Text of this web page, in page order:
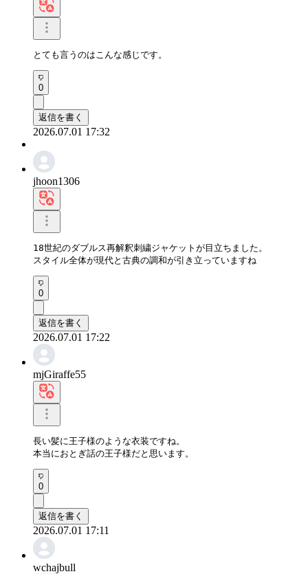
とても言うのはこんな感じです。
0
返信を書く
2026.07.01 17:32
jhoon1306
18世紀のダブルス再解釈刺繍ジャケットが目立ちました。
スタイル全体が現代と古典の調和が引き立っていますね
0
返信を書く
2026.07.01 17:22
mjGiraffe55
長い髪に王子様のような衣装ですね。
本当におとぎ話の王子様だと思います。
0
返信を書く
2026.07.01 17:11
wchajbull